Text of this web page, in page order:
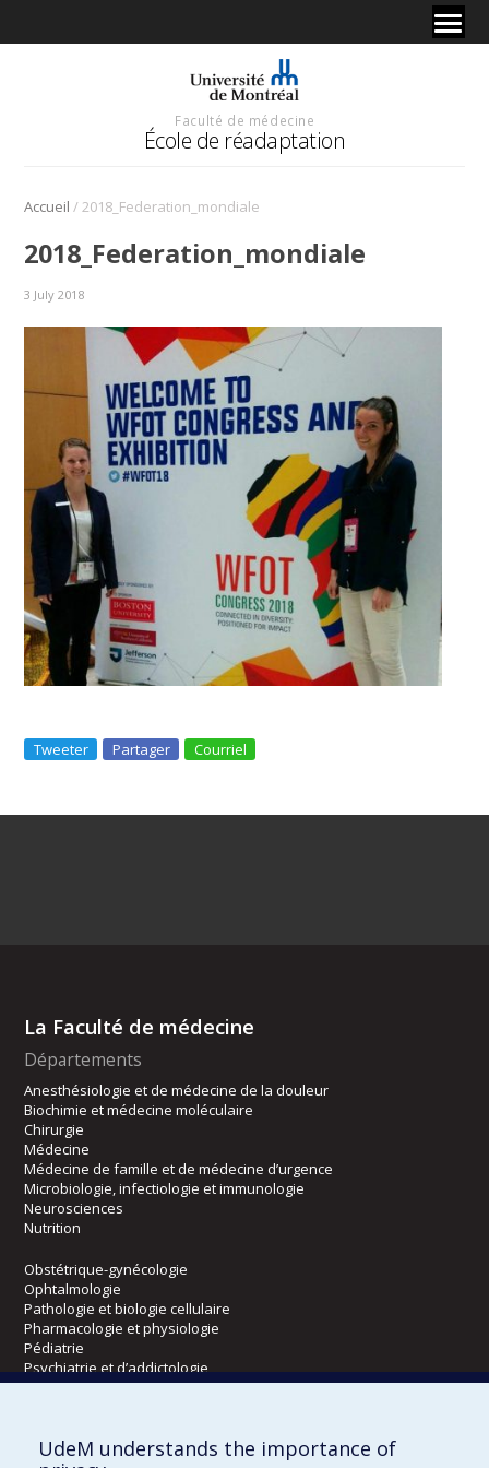
Faculté de médecine
École de réadaptation
Accueil /2018_Federation_mondiale
2018_Federation_mondiale
3 July 2018
Tweeter Partager Courriel
La Faculté de médecine
Départements
Anesthésiologie et de médecine de la douleur
Biochimie et médecine moléculaire
Chirurgie
Médecine
Médecine de famille et de médecine d’urgence
Microbiologie, infectiologie et immunologie
Neurosciences
Nutrition
Obstétrique-gynécologie
Ophtalmologie
Pathologie et biologie cellulaire
Pharmacologie et physiologie
Pédiatrie
Psychiatrie et d’addictologie
Radiologie, radio-oncologie et médecine nucléaire
Écoles
UdeM understands the importance of